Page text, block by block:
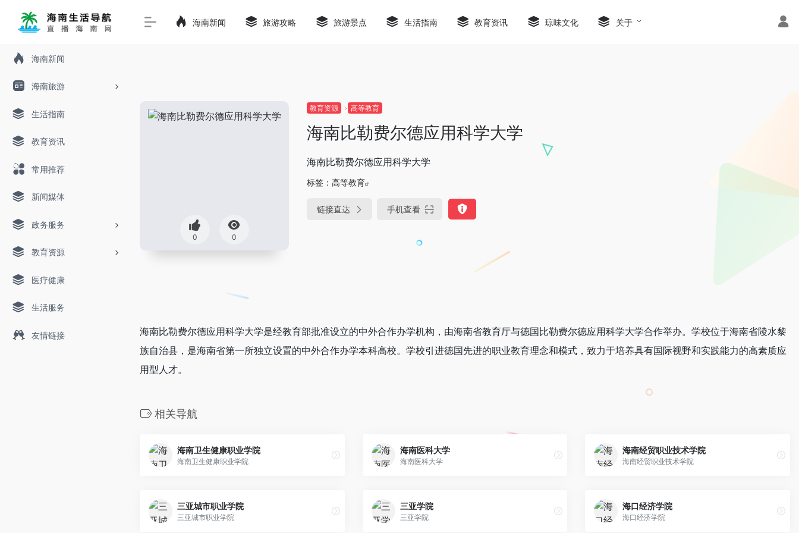
海南新闻
海南旅游
生活指南
教育资讯
常用推荐
新闻媒体
政务服务
教育资源
医疗健康
生活服务
友情链接
海南新闻 旅游攻略 旅游景点 生活指南 教育资讯 琼味文化 关于
0 0
教育资源 高等教育
海南比勒费尔德应用科学大学
海南比勒费尔德应用科学大学
标签： 高等教育
链接直达 手机查看
海南比勒费尔德应用科学大学是经教育部批准设立的中外合作办学机构，由海南省教育厅与德国比勒费尔德应用科学大学合作举办。学校位于海南省陵水黎
族自治县，是海南省第一所独立设置的中外合作办学本科高校。学校引进德国先进的职业教育理念和模式，致力于培养具有国际视野和实践能力的高素质应
用型人才。
相关导航
海南卫生健康职业学院
海南卫生健康职业学院
海南医科大学
海南医科大学
海南经贸职业技术学院
海南经贸职业技术学院
三亚城市职业学院
三亚城市职业学院
三亚学院
三亚学院
海口经济学院
海口经济学院